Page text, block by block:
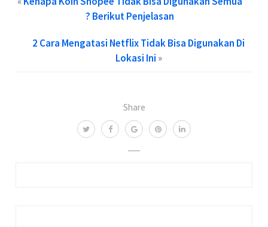
Share
? Berikut Penjelasan
2 Cara Mengatasi Netflix Tidak Bisa Digunakan Di
Lokasi Ini »